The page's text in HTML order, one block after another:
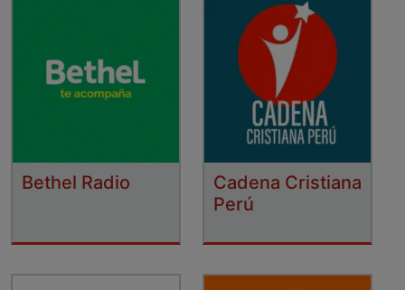
Bethel Radio
Cadena Cristiana
Perú